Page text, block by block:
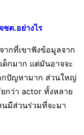
ต.อย่างไร
ากที่เขาฟังข้อมูลจาก
ด็กมาก แต่มันอาจจะ
กปัญหามาก ส่วนใหญ่
ยกว่า actor ทั้งหลาย
นมีส่วนร่วมที่จะมา